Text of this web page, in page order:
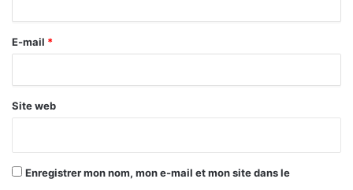
r
e
E-mail *
Site web
Enregistrer mon nom, mon e-mail et mon site dans le